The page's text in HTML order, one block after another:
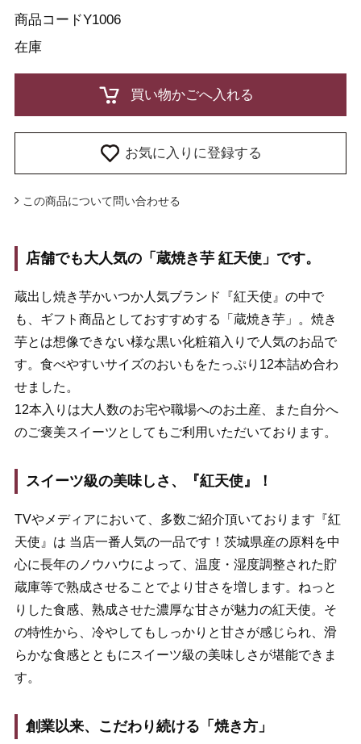
商品コードY1006
在庫
お気に入りに登録する
この商品について問い合わせる
店舗でも大人気の「蔵焼き芋 紅天使」です。
蔵出し焼き芋かいつか人気ブランド『紅天使』の中で
も、ギフト商品としておすすめする「蔵焼き芋」。焼き
芋とは想像できない様な黒い化粧箱入りで人気のお品で
す。食べやすいサイズのおいもをたっぷり12本詰め合わ
せました。
12本入りは大人数のお宅や職場へのお土産、また自分へ
のご褒美スイーツとしてもご利用いただいております。
スイーツ級の美味しさ、『紅天使』！
TVやメディアにおいて、多数ご紹介頂いております『紅
天使』は 当店一番人気の一品です！茨城県産の原料を中
心に長年のノウハウによって、温度・湿度調整された貯
蔵庫等で熟成させることでより甘さを増します。ねっと
りした食感、熟成させた濃厚な甘さが魅力の紅天使。そ
の特性から、冷やしてもしっかりと甘さが感じられ、滑
らかな食感とともにスイーツ級の美味しさが堪能できま
す。
創業以来、こだわり続ける「焼き方」